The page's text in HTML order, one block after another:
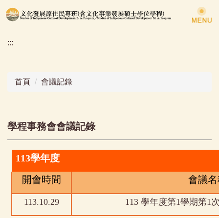
跳
到
要
:::
首頁 會議記錄
學程事務會會議記錄
113學年度
開會時間
會議
113.10.29 113 學年度第1學期第1